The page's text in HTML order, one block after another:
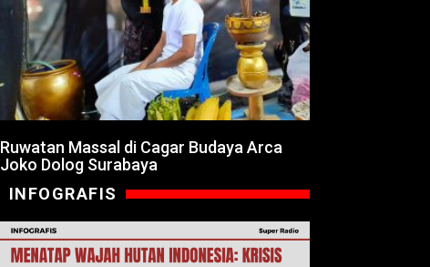
Ruwatan Massal di Cagar Budaya Arca
Joko Dolog Surabaya
INFOGRAFIS